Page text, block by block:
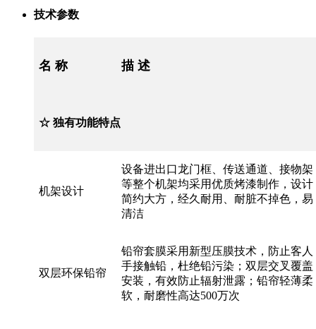
技术参数
名 称 描 述
☆ 独有功能特点
机架设计
设备进出口龙门框、传送通道、接物架
等整个机架均采用优质烤漆制作，设计
简约大方，经久耐用、耐脏不掉色，易
清洁
双层环保铅帘
铅帘套膜采用新型压膜技术，防止客人
手接触铅，杜绝铅污染；双层交叉覆盖
安装，有效防止辐射泄露；铅帘轻薄柔
软，耐磨性高达500万次